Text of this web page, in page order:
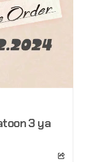
3 ya